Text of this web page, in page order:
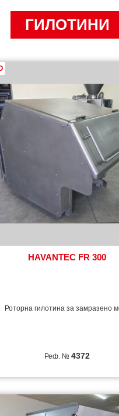
ГИЛОТИНИ
HAVANTEC FR 300
Роторна гилотина за замразено
Реф. № 4372